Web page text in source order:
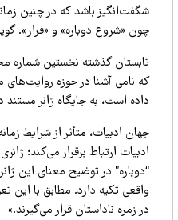
شگفت‌انگیز باشد که در چنین
چون «شروع دوباره» و «فرار».
تابستان گذشته نخستین شماره
که نامی آشنا در حوزه
داده است، به جایگاه ژانر
جهان ادبیات، متأثر از شرایط
ادبیات ارتباط برقرار می‌کند؛
“دوباره” در توضیح معنای این
واقعی تکیه دارد. مطابق با
در زمره ناداستان قرار می‌گیرند.»